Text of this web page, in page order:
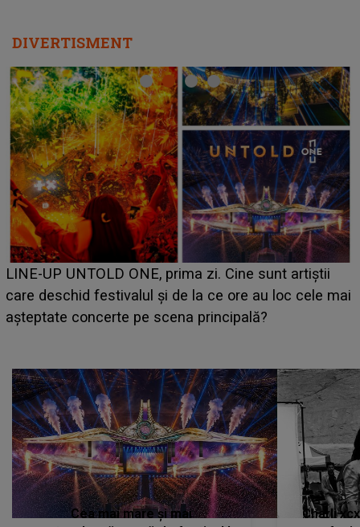
DIVERTISMENT
LINE-UP UNTOLD ONE, prima zi. Cine sunt artiștii
care deschid festivalul și de la ce ore au loc cele mai
așteptate concerte pe scena principală?
Cea mai mare și mai
Charli